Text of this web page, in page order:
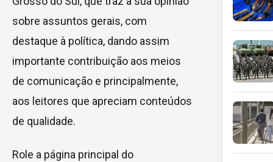
sobre assuntos gerais, com
destaque à política, dando assim
importante contribuição aos meios
de comunicação e principalmente,
aos leitores que apreciam conteúdos
de qualidade.
Role a página principal do